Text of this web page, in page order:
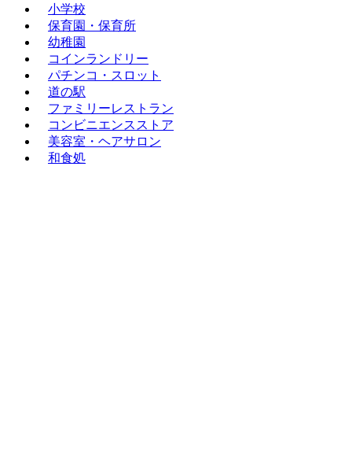
小学校
保育園・保育所
幼稚園
コインランドリー
パチンコ・スロット
道の駅
ファミリーレストラン
コンビニエンスストア
美容室・ヘアサロン
和食処